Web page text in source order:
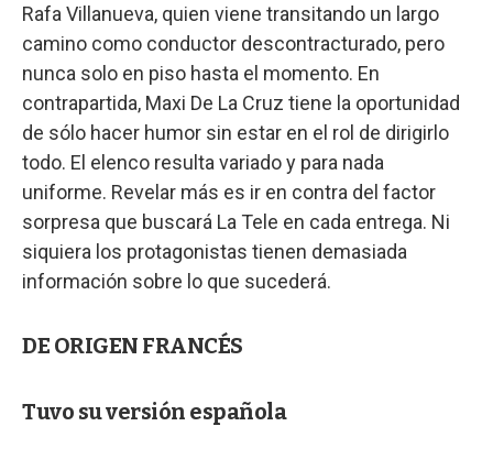
Rafa Villanueva, quien viene transitando un largo
camino como conductor descontracturado, pero
nunca solo en piso hasta el momento. En
contrapartida, Maxi De La Cruz tiene la oportunidad
de sólo hacer humor sin estar en el rol de dirigirlo
todo. El elenco resulta variado y para nada
uniforme. Revelar más es ir en contra del factor
sorpresa que buscará La Tele en cada entrega. Ni
siquiera los protagonistas tienen demasiada
información sobre lo que sucederá.
DE ORIGEN FRANCÉS
Tuvo su versión española